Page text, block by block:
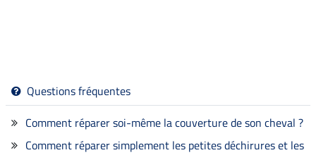
Questions fréquentes
Comment réparer soi-même la couverture de son cheval ?
Comment réparer simplement les petites déchirures et les